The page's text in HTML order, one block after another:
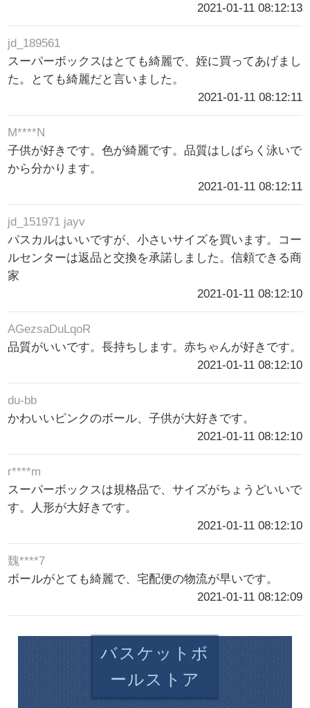
2021-01-11 08:12:13
jd_189561
スーパーボックスはとても綺麗で、姪に買ってあげまし
た。とても綺麗だと言いました。
2021-01-11 08:12:11
M****N
子供が好きです。色が綺麗です。品質はしばらく泳いで
から分かります。
2021-01-11 08:12:11
jd_151971 jayv
パスカルはいいですが、小さいサイズを買います。コー
ルセンターは返品と交換を承諾しました。信頼できる商
家
2021-01-11 08:12:10
AGezsaDuLqoR
品質がいいです。長持ちします。赤ちゃんが好きです。
2021-01-11 08:12:10
du-bb
かわいいピンクのボール、子供が大好きです。
2021-01-11 08:12:10
r****m
スーパーボックスは規格品で、サイズがちょうどいいで
す。人形が大好きです。
2021-01-11 08:12:10
魏****7
ボールがとても綺麗で、宅配便の物流が早いです。
2021-01-11 08:12:09
バスケットボ
ールストア